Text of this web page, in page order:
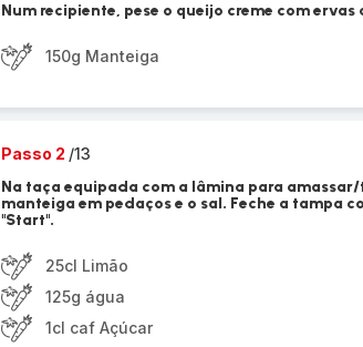
Num recipiente, pese o queijo creme com
150g Manteiga
Passo 2 /13
Na taça equipada com a lâmina para
manteiga em pedaços e o sal. Feche a tampa
"Start".
25cl Limão
125g água
1cl caf Açúcar